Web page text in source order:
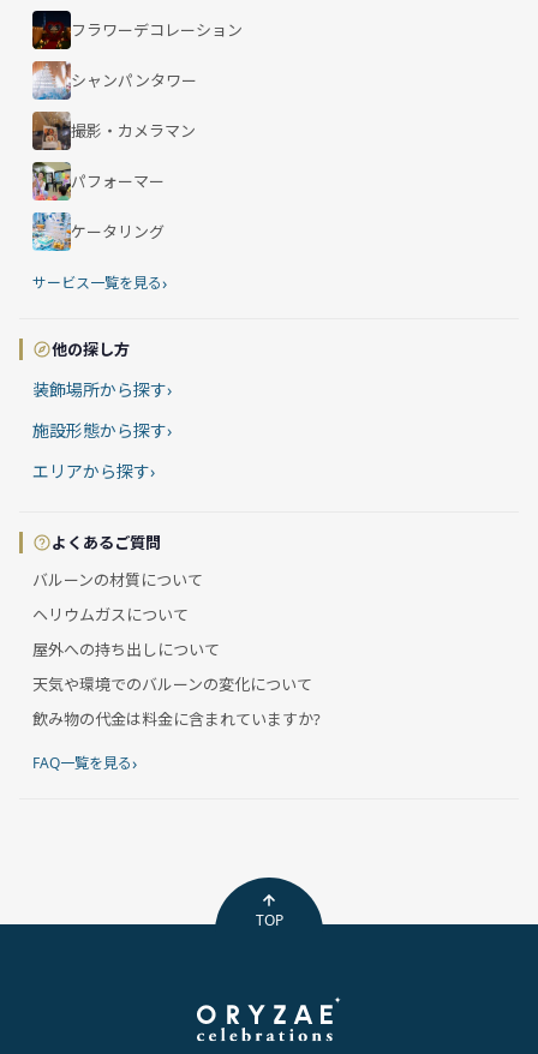
フラワーデコレーション
シャンパンタワー
撮影・カメラマン
パフォーマー
ケータリング
サービス一覧を見る›
他の探し方
装飾場所から探す›
施設形態から探す›
エリアから探す›
よくあるご質問
バルーンの材質について
ヘリウムガスについて
屋外への持ち出しについて
天気や環境でのバルーンの変化について
飲み物の代金は料金に含まれていますか?
FAQ一覧を見る›
TOP